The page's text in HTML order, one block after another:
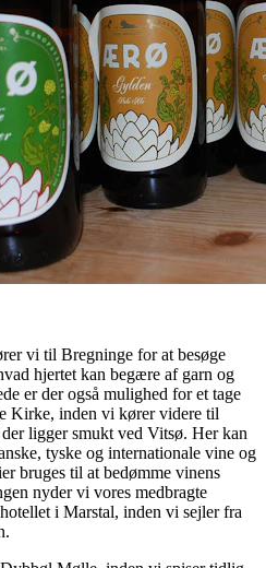
vi til Bregninge for at besøge
hjertet kan begære af garn og
er der også mulighed for et tage
Kirke, inden vi kører videre til
ligger smukt ved Vitsø. Her kan
tyske og internationale vine og
bruges til at bedømme vinens
nyder vi vores medbragte
i Marstal, inden vi sejler fra